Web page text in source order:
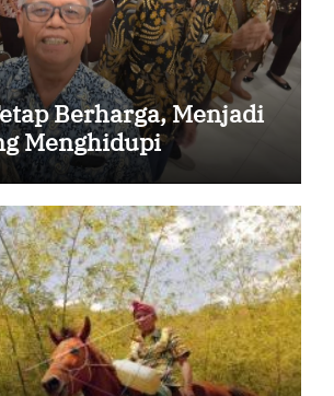
Berharga, Menjadi
Menghidupi